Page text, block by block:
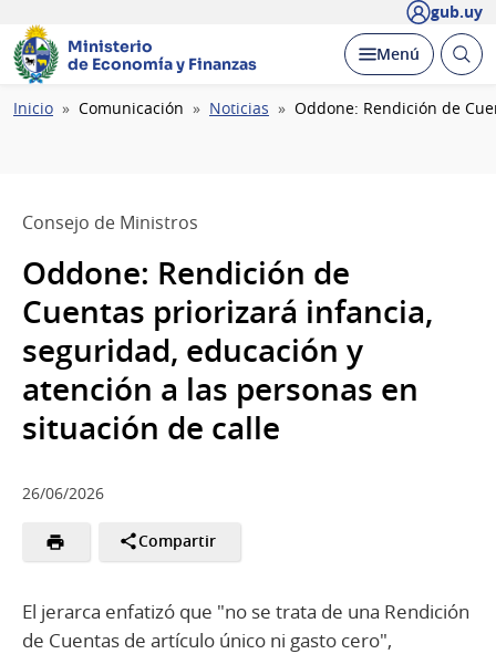
gub.uy
Ministerio
de Economía y Finanzas
Desplegar
Menú Abrir
Ruta
Inicio Comunicación Noticias Oddone: Rendición de
Consejo de Ministros
Oddone: Rendición de
Cuentas priorizará infancia,
seguridad, educación y
atención a las personas en
situación de calle
26/06/2026
Compartir
El jerarca enfatizó que "no se trata de una Rendición
de Cuentas de artículo único ni gasto cero",